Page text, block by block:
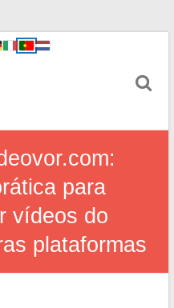
para
vídeos do
plataformas